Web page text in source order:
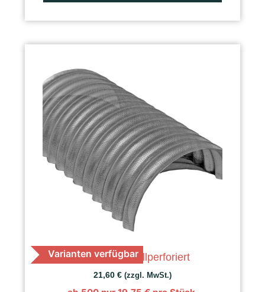
Varianten verfügbar
K 40 Raps, vollperforiert
21,60 € (zzgl. MwSt.)